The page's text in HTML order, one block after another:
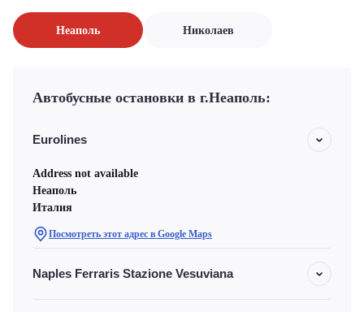
Неаполь Николаев
Автобусные остановки в г.Неаполь:
Eurolines
Address not available
Неаполь
Италия
Посмотреть этот адрес в Google Maps
Naples Ferraris Stazione Vesuviana